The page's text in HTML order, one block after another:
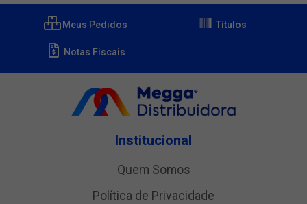
Meus Pedidos Títulos
Notas Fiscais
Institucional
Quem Somos
Política de Privacidade